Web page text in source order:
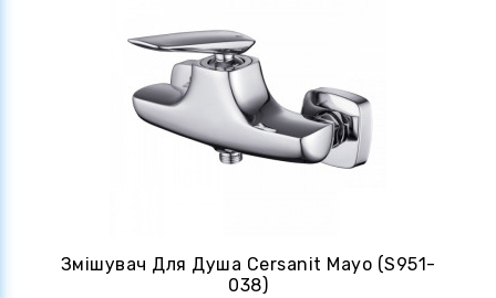
Змішувач Для Душа Cersanit Mayo (S951-
038)